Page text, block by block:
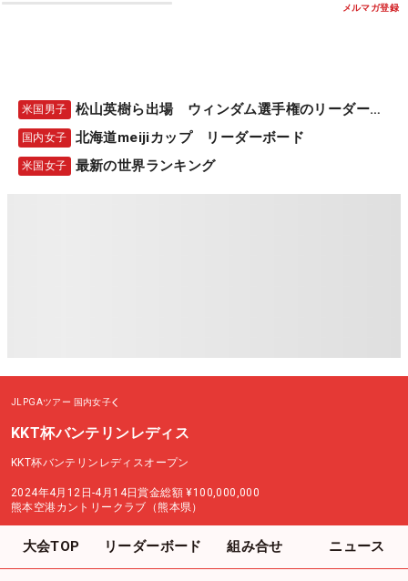
メルマガ登録
米国男子 松山英樹ら出場 ウィンダム選手権のリーダーボード
国内女子 北海道meijiカップ リーダーボード
米国女子 最新の世界ランキング
JLPGAツアー 国内女子
KKT杯バンテリンレディス
KKT杯バンテリンレディスオープン
2024年4月12日-4月14日賞金総額 ¥100,000,000
熊本空港カントリークラブ（熊本県）
大会TOP リーダーボード 組み合せ ニュース